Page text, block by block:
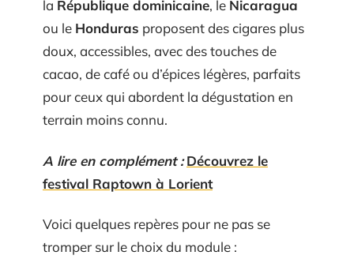
la République dominicaine, le Nicaragua
ou le Honduras proposent des cigares plus
doux, accessibles, avec des touches de
cacao, de café ou d’épices légères, parfaits
pour ceux qui abordent la dégustation en
terrain moins connu.
A lire en complément : Découvrez le
festival Raptown à Lorient
Voici quelques repères pour ne pas se
tromper sur le choix du module :